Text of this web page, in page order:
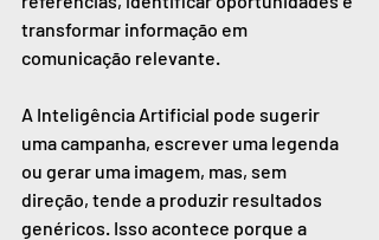
transformar informação em
comunicação relevante.
A Inteligência Artificial pode sugerir
uma campanha, escrever uma legenda
ou gerar uma imagem, mas, sem
direção, tende a produzir resultados
genéricos. Isso acontece porque a